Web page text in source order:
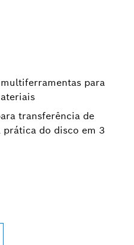
para
transferência de
do disco em 3